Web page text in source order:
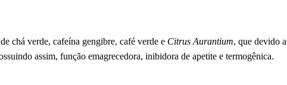
chá verde, cafeína gengibre, café verde e Citrus Aurantium, que devido
assim, função emagrecedora, inibidora de apetite e termogênica.